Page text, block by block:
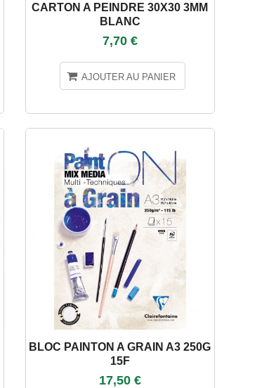
CARTON A PEINDRE 30X30 3MM
BLANC
7,70 €
AJOUTER AU PANIER
BLOC PAINTON A GRAIN A3 250G
15F
17,50 €